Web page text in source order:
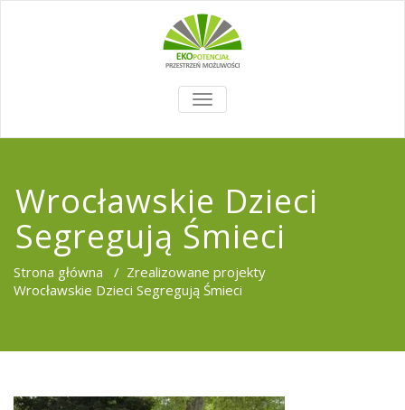
TOGGLE
NAVIGATION
Wrocławskie Dzieci
Segregują Śmieci
Strona główna / Zrealizowane projekty
Wrocławskie Dzieci Segregują Śmieci